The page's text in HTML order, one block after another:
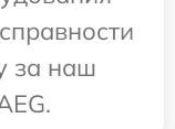
за наш